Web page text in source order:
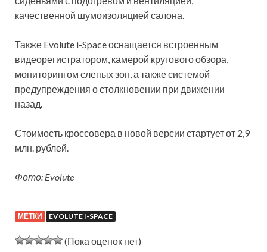
качественной шумоизоляцией салона.
Также Evolute i-Space оснащается встроенным
видеорегистратором, камерой кругового обзора,
мониторингом слепых зон, а также системой
предупреждения о столкновении при движении
назад.
Стоимость кроссовера в новой версии стартует от 2,9
млн. рублей.
Фото: Evolute
МЕТКИ EVOLUTE I-SPACE
(Пока оценок нет)